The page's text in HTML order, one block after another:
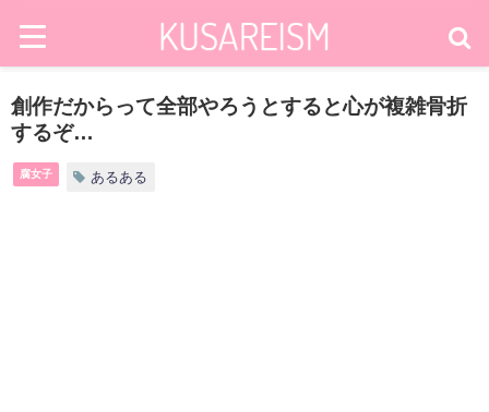
創作だからって全部やろうとすると心が複雑骨折
するぞ…
腐女子 あるある